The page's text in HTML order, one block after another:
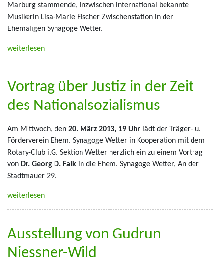
Marburg stammende, inzwischen international bekannte
Musikerin Lisa-Marie Fischer Zwischenstation in der
Ehemaligen Synagoge Wetter.
weiterlesen
Vortrag über Justiz in der Zeit
des Nationalsozialismus
Am Mittwoch, den 20. März 2013, 19 Uhr lädt der Träger- u.
Förderverein Ehem. Synagoge Wetter in Kooperation mit dem
Rotary-Club i.G. Sektion Wetter herzlich ein zu einem Vortrag
von Dr. Georg D. Falk in die Ehem. Synagoge Wetter, An der
Stadtmauer 29.
weiterlesen
Ausstellung von Gudrun
Niessner-Wild